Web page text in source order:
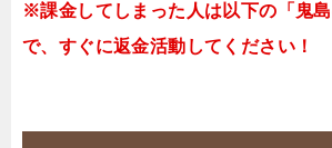
※課金してしまった人は以下の「鬼
で、すぐに返金活動してください！